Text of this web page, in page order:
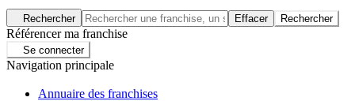
Rechercher Effacer Rechercher
Référencer ma franchise
Se connecter
Navigation principale
Annuaire des franchises